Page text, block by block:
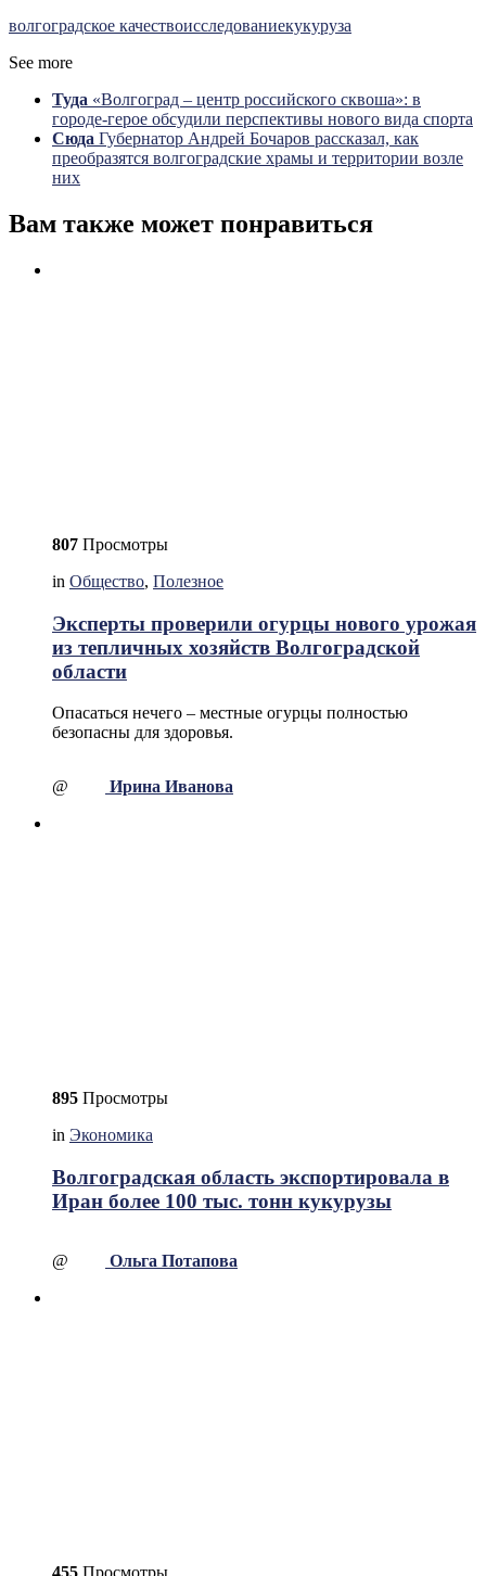
волгоградское качествоисследованиекукуруза
See more
Туда «Волгоград – центр российского сквоша»: в
городе-герое обсудили перспективы нового вида спорта
Сюда Губернатор Андрей Бочаров рассказал, как
преобразятся волгоградские храмы и территории возле
них
Вам также может понравиться
807 Просмотры
in Общество, Полезное
Эксперты проверили огурцы нового урожая
из тепличных хозяйств Волгоградской
области
Опасаться нечего – местные огурцы полностью
безопасны для здоровья.
@ Ирина Иванова
895 Просмотры
in Экономика
Волгоградская область экспортировала в
Иран более 100 тыс. тонн кукурузы
@ Ольга Потапова
455 Просмотры